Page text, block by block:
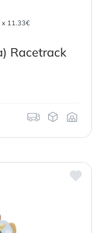
x 11.33€
Racetrack